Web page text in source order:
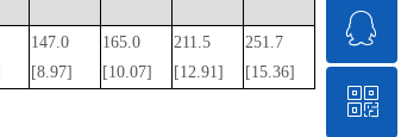
147.0
[8.97]
165.0
[10.07]
211.5
[12.91]
251.7
[15.36]
ꁗ
QQ客服
ꀥ